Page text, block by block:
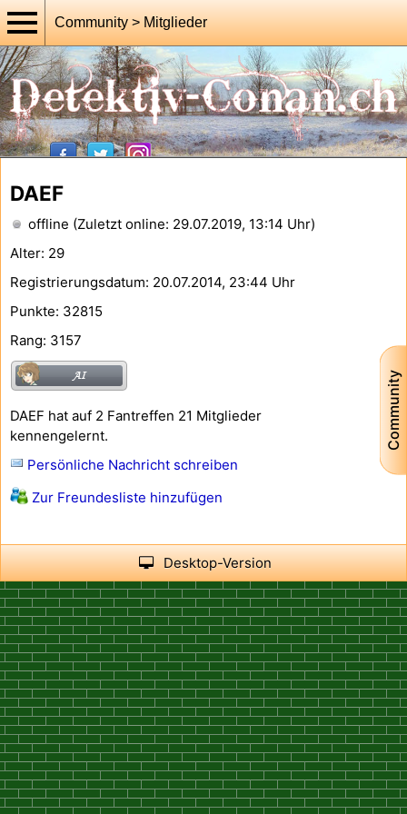
Community > Mitglieder
Community
DAEF
offline (Zuletzt online: 29.07.2019, 13:14 Uhr)
Alter: 29
Registrierungsdatum: 20.07.2014, 23:44 Uhr
Punkte: 32815
Rang: 3157
DAEF hat auf 2 Fantreffen 21 Mitglieder
kennengelernt.
Persönliche Nachricht schreiben
Zur Freundesliste hinzufügen
Desktop-Version